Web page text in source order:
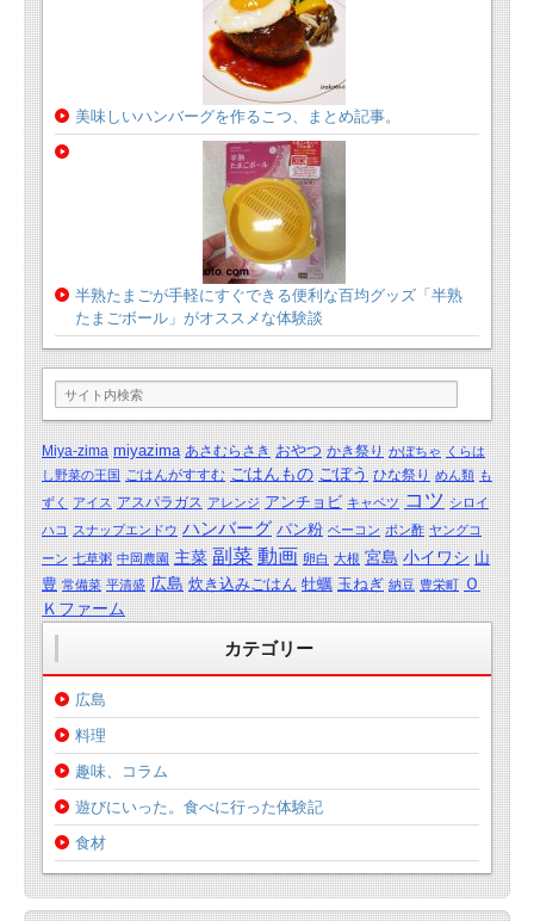
美味しいハンバーグを作るこつ、まとめ記事。
半熟たまごが手軽にすぐできる便利な百均グッズ「半熟
たまごボール」がオススメな体験談
Miya-zima miyazima あさむらさき おやつ かき祭り かぼちゃ くらは
し野菜の王国 ごはんがすすむ ごはんもの ごぼう ひな祭り めん類 も
ずく アイス アスパラガス アレンジ アンチョビ キャベツ コツ シロイ
ハコ スナップエンドウ ハンバーグ パン粉 ベーコン ポン酢 ヤングコ
ーン 七草粥 中岡農園 主菜 副菜 動画 卵白 大根 宮島 小イワシ 山
豊 常備菜 平清盛 広島 炊き込みごはん 牡蠣 玉ねぎ 納豆 豊栄町 Ｏ
Ｋファーム
カテゴリー
広島
料理
趣味、コラム
遊びにいった。食べに行った体験記
食材